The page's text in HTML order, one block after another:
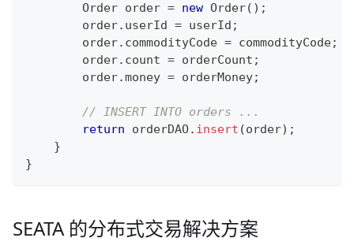
Order order = new Order( ) ;
        order
. userId = userId ;
        order
. commodityCode = commodityCode;
        order
. count = orderCount ;
        order
.money = orderMoney;
// INSERT INTO orders ...
return orderDAO. insert (order) ;
}
}
SEATA 的分布式交易解决方案